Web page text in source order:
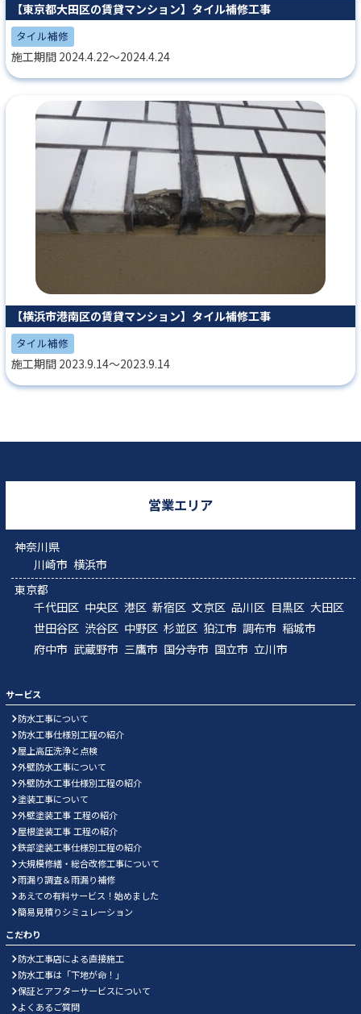
【東京都大田区の賃貸マンション】タイル補修工事
タイル補修
施工期間 2024.4.22～2024.4.24
【横浜市港南区の賃貸マンション】タイル補修工事
タイル補修
施工期間 2023.9.14～2023.9.14
営業エリア
神奈川県
川崎市 横浜市
東京都
千代田区 中央区 港区 新宿区 文京区 品川区 目黒区 大田区
世田谷区 渋谷区 中野区 杉並区 狛江市 調布市 稲城市
府中市 武蔵野市 三鷹市 国分寺市 国立市 立川市
サービス
防水工事について
防水工事仕様別工程の紹介
屋上高圧洗浄と点検
外壁防水工事について
外壁防水工事仕様別工程の紹介
塗装工事について
外壁塗装工事 工程の紹介
屋根塗装工事 工程の紹介
鉄部塗装工事仕様別工程の紹介
大規模修繕・総合改修工事について
雨漏り調査＆雨漏り補修
あえての有料サービス！始めました
簡易見積りシミュレーション
こだわり
防水工事店による直接施工
防水工事は「下地が命！」
保証とアフターサービスについて
よくあるご質問